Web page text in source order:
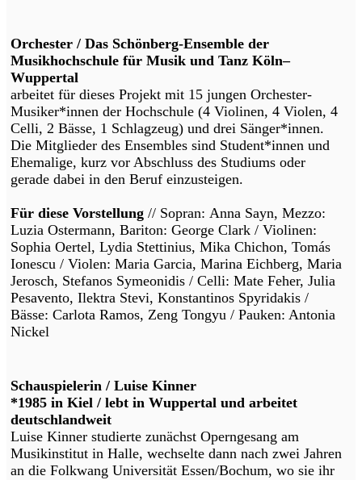
Orchester / Das Schönberg-Ensemble der
Musikhochschule für Musik und Tanz Köln–
Wuppertal
arbeitet für dieses Projekt mit 15 jungen Orchester-
Musiker*innen der Hochschule (4 Violinen, 4 Violen, 4
Celli, 2 Bässe, 1 Schlagzeug) und drei Sänger*innen.
Die Mitglieder des Ensembles sind Student*innen und
Ehemalige, kurz vor Abschluss des Studiums oder
gerade dabei in den Beruf einzusteigen.
Für diese Vorstellung // Sopran: Anna Sayn, Mezzo:
Luzia Ostermann, Bariton: George Clark / Violinen:
Sophia Oertel, Lydia Stettinius, Mika Chichon, Tomás
Ionescu / Violen: Maria Garcia, Marina Eichberg, Maria
Jerosch, Stefanos Symeonidis / Celli: Mate Feher, Julia
Pesavento, Ilektra Stevi, Konstantinos Spyridakis /
Bässe: Carlota Ramos, Zeng Tongyu / Pauken: Antonia
Nickel
Schauspielerin / Luise Kinner
*1985 in Kiel / lebt in Wuppertal und arbeitet
deutschlandweit
Luise Kinner studierte zunächst Operngesang am
Musikinstitut in Halle, wechselte dann nach zwei Jahren
an die Folkwang Universität Essen/Bochum, wo sie ihr